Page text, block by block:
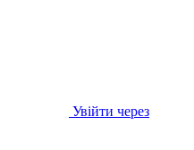
Увійти через